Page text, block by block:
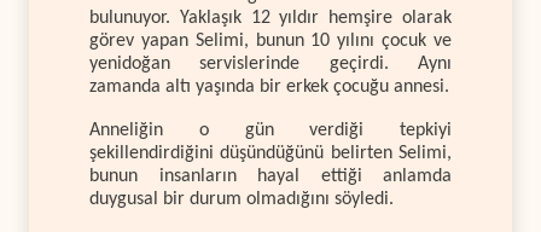
bulunuyor. Yaklaşık 12 yıldır hemşire olarak
görev yapan Selimi, bunun 10 yılını çocuk ve
yenidoğan servislerinde geçirdi. Aynı
zamanda altı yaşında bir erkek çocuğu annesi.
Anneliğin o gün verdiği tepkiyi
şekillendirdiğini düşündüğünü belirten Selimi,
bunun insanların hayal ettiği anlamda
duygusal bir durum olmadığını söyledi.